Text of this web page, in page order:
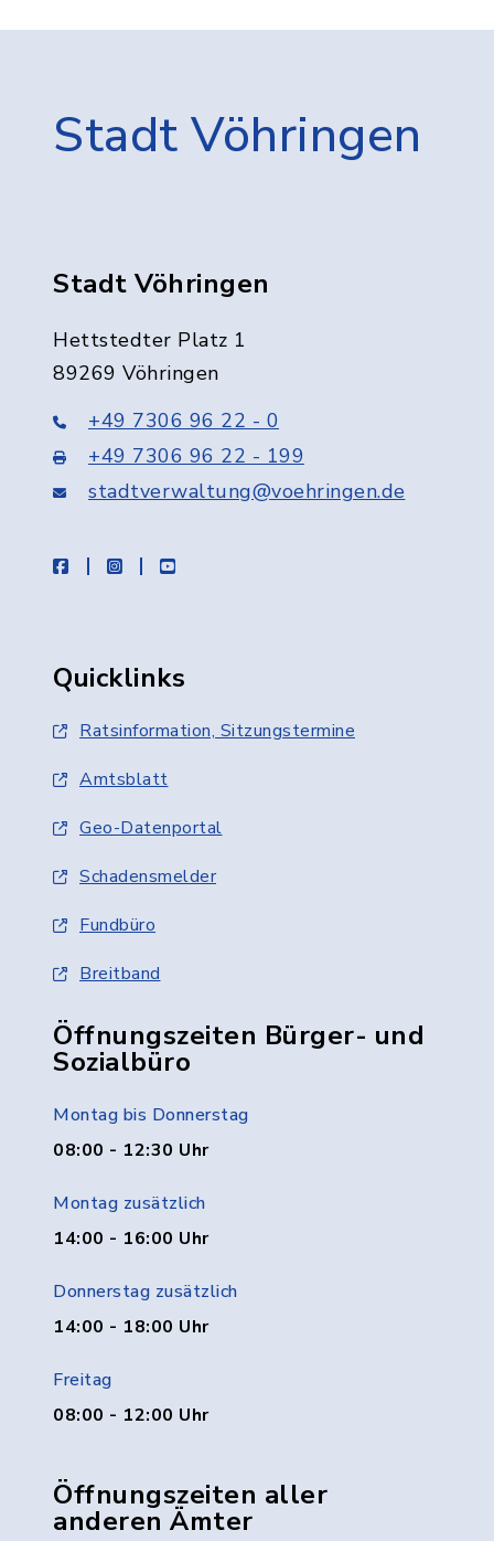
Stadt Vöhringen
Stadt Vöhringen
Hettstedter Platz 1
89269 Vöhringen
+49 7306 96 22 - 0
+49 7306 96 22 - 199
stadtverwaltung@voehringen.de
facebookinstagramyoutube
Quicklinks
Ratsinformation, Sitzungstermine
Amtsblatt
Geo-Datenportal
Schadensmelder
Fundbüro
Breitband
Öffnungszeiten Bürger- und
Sozialbüro
Montag bis Donnerstag
08:00 - 12:30 Uhr
Montag zusätzlich
14:00 - 16:00 Uhr
Donnerstag zusätzlich
14:00 - 18:00 Uhr
Freitag
08:00 - 12:00 Uhr
Öffnungszeiten aller
anderen Ämter